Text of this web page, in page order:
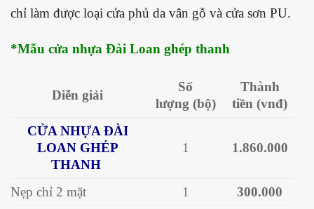
chỉ làm được loại cửa phủ da vân gỗ và cửa sơn PU.
*Mẫu cửa nhựa Đài Loan ghép thanh
Diễn giải
Số
lượng (bộ)
Thành
tiền (vnđ)
CỬA NHỰA ĐÀI
LOAN GHÉP
THANH
1 1.860.000
Nẹp chỉ 2 mặt 1
300.000